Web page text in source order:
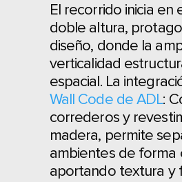
El recorrido inicia en
doble altura,
diseño, donde la
verticalidad
espacial. La
Wall Code de ADL:
correderos y
madera, permite
ambientes de forma
aportando textura y